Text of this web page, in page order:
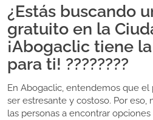
¿Estás buscando
gratuito en la
¡Abogaclic tiene
para ti! ????????
En Abogaclic, entendemos que
ser estresante y costoso. Por eso,
las personas a encontrar